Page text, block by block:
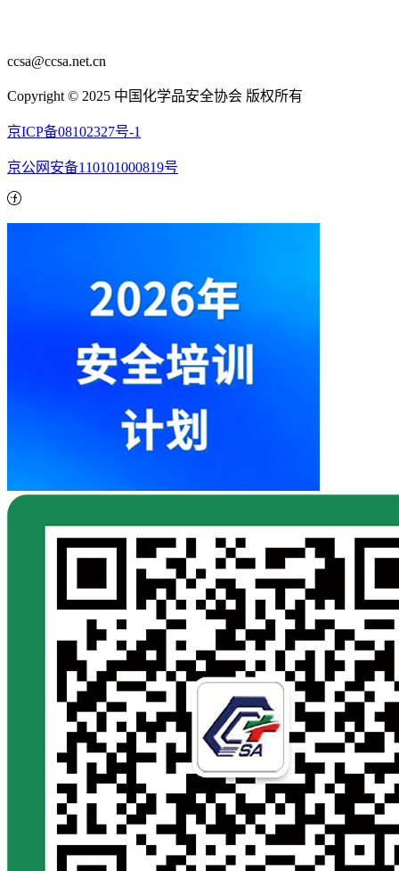
ccsa@ccsa.net.cn
Copyright © 2025 中国化学品安全协会 版权所有
京ICP备08102327号-1
京公网安备110101000819号